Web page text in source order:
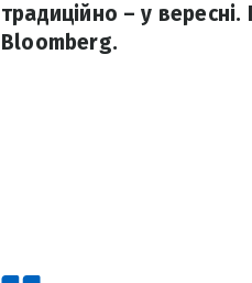
традиційно – у
Bloomberg.